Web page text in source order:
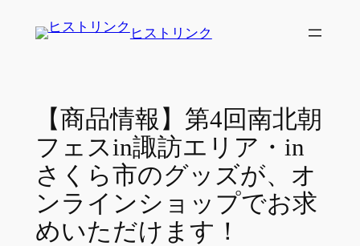
ヒストリンク
【商品情報】第4回南北朝
フェスin諏訪エリア・in
さくら市のグッズが、オ
ンラインショップでお求
めいただけます！